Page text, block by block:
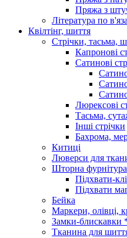
Пряжа з
Література по
Квілтінг, шиття
Стрічки, тасьма,
Капронові
Сатинові
Люрексові
Тасьма,
Інші стрічки
Бахрома,
Китиці
Люверси для
Шторна фурнітура
Підхвати-
Підхвати
Бейка
Маркери, олівці,
Замки-блискавки
Тканина для